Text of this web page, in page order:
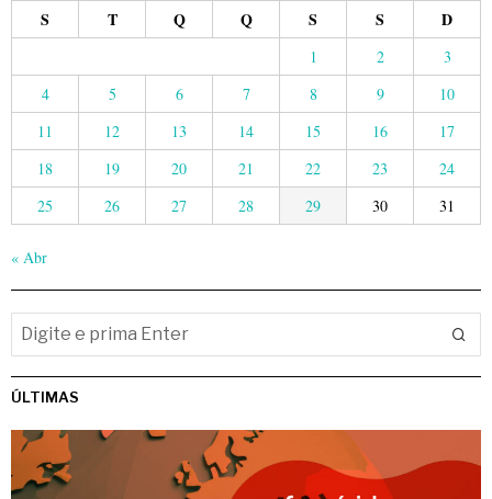
S T Q Q S S D
1 2
3
4
5 6 7 8 9
10
11
12 13 14 15 16
17
18
19 20 21 22 23
24
25
26 27 28 29 30 31
« Abr
ÚLTIMAS